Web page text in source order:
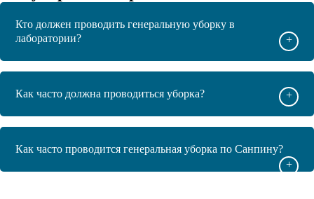
Кто должен проводить генеральную уборку в
лаборатории?
+
Как часто должна проводиться уборка? +
Как часто проводится генеральная уборка по Санпину?
+